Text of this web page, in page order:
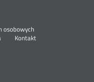
osobowych
Kontakt